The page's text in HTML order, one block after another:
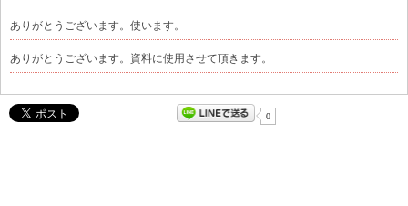
ありがとうございます。使います。
ありがとうございます。資料に使用させて頂きます。
0